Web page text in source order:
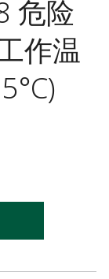
危险
作温